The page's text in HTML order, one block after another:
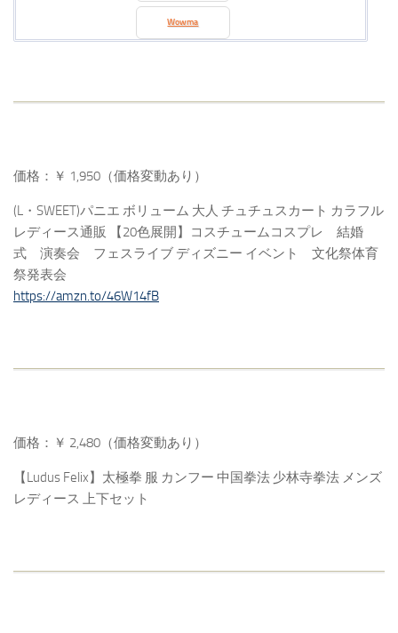
Wowma
価格：￥ 1,950（価格変動あり）
(L・SWEET)パニエ ボリューム 大人 チュチュスカート カラフル
レディース通販 【20色展開】コスチュームコスプレ 結婚
式 演奏会 フェスライブ ディズニー イベント 文化祭体育
祭発表会
https://amzn.to/46W14fB
価格：￥ 2,480（価格変動あり）
【Ludus Felix】太極拳 服 カンフー 中国拳法 少林寺拳法 メンズ
レディース 上下セット